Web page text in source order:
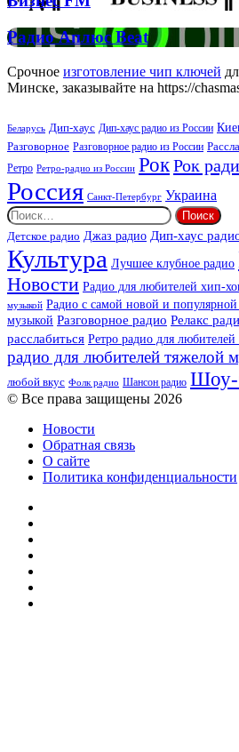
Радио
Аплюс
Beat
Радио Аплюс Beat
Срочное изготовление чип ключей
Минске, заказывайте на https://
Беларусь Дип-хаус Дип-хаус радио из России
Разговорное Разговорное радио из России
Ретро Ретро-радио из России РокРок
Россия Санкт-Петербург Украина
Найти:
Детское радио Джаз радио Дип-хаус
Культура Лучшее клубное радио
Новости Радио для любителей хип-
музыкой Радио с самой новой и популярной
музыкой Разговорное радио Релакс
расслабиться Ретро радио для
радио для любителей тяжелой
любой вкус Фолк радио Шансон радио Шоу-
© Все права защищены 2026
Новости
Обратная связь
О сайте
Политика конфиденциальности